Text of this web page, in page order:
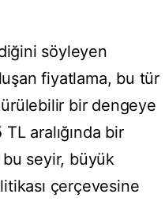
söyleyen
fiyatlama, bu tür
bir dengeye
aralığında bir
seyir, büyük
çerçevesine